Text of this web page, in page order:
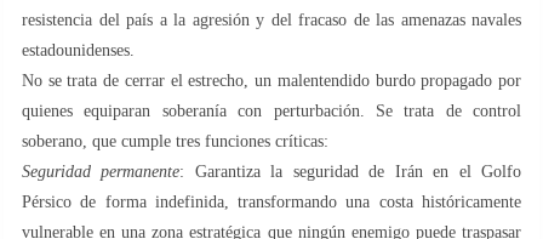
resistencia del país a la agresión y del fracaso de las amenazas navales
estadounidenses.
No se trata de cerrar el estrecho, un malentendido burdo propagado por
quienes equiparan soberanía con perturbación. Se trata de control
soberano, que cumple tres funciones críticas:
Seguridad permanente: Garantiza la seguridad de Irán en el Golfo
Pérsico de forma indefinida, transformando una costa históricamente
vulnerable en una zona estratégica que ningún enemigo puede traspasar